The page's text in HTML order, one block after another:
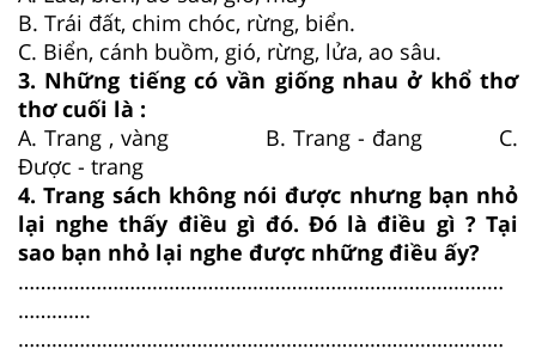
B. Trái đất, chim chóc, rừng, biển.
C. Biển, cánh buồm, gió, rừng, lửa, ao sâu.
3. Những tiếng có vần giống nhau ở khổ thơ
thơ cuối là :
A. Trang , vàng B. Trang - đang C.
Được - trang
4. Trang sách không nói được nhưng bạn nhỏ
lại nghe thấy điều gì đó. Đó là điều gì ? Tại
sao bạn nhỏ lại nghe được những điều ấy?
……………………………………………………………………………
………….
……………………………………………………………………………